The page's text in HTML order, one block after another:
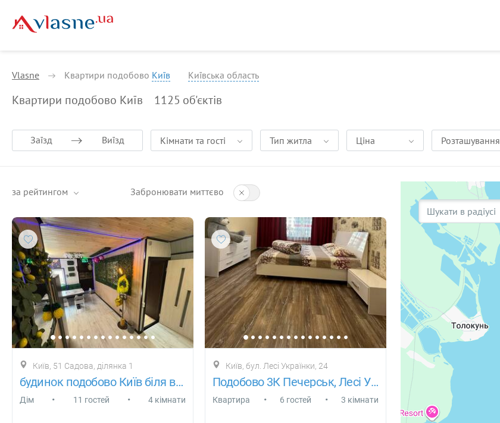
Vlasne Квартири подобово Київ Київська область
Квартири подобово Київ 1125 об'єктів
Заїзд Виїзд Кімнати та гості Тип житла Ціна Розташування
за рейтингом Забронювати миттєво
Київ, 51 Садова, ділянка 1
будинок подобово Київ біля води власник
Дiм • 11 гостей • 4 кімнати
Київ, бул. Лесі Українки, 24
Подобово 3К Печерськ, Лесі Українки
Квартира • 6 гостей • 3 кімнати
Шукати в радіусі